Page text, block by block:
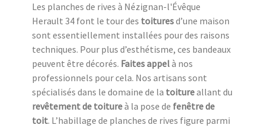
Les planches de rives à Nézignan-l'Évêque
Herault 34 font le tour des toituresd’une maison
sont essentiellement installées pour des raisons
techniques. Pour plus d’esthétisme, ces bandeaux
peuvent être décorés. Faites appelà nos
professionnels pour cela. Nos artisans sont
spécialisés dans le domaine de la toitureallant du
revêtement de toitureà la pose de fenêtre de
toit. L’habillage de planches de rives figure parmi